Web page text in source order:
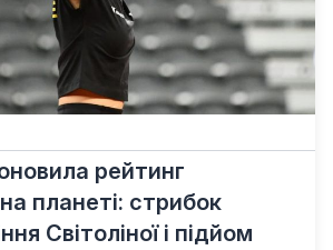
рейтинг
планеті: стрибок
Світоліної і підйом